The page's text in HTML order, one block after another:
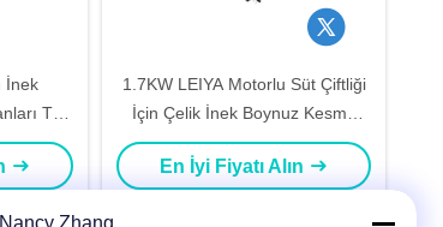
İnek
Tek
Düğme
1.7KW LEIYA Motorlu Süt Çiftliği
İçin Çelik İnek Boynuz Kesme
Makinesi Dehorner
En İyi Fiyatı Alın
Nancy Zhang